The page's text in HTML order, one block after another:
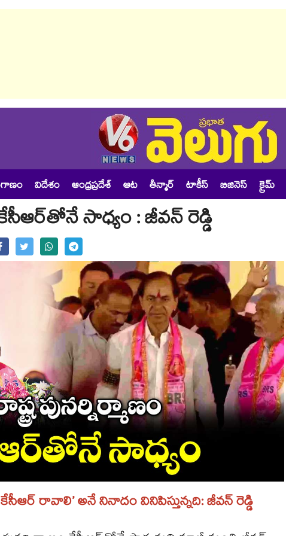
విదేశం ఆంధ్రప్రదేశ్ ఆట తీన్మార్ టాకీస్ బిజినెస్ క్రైమ్
కేసీఆర్‌‌తోనే సాధ్యం : జీవన్‌‌ రెడ్డి
రావాలి’ అనే నినాదం వినిపిస్తున్నది: జీవన్‌‌ రెడ్డి